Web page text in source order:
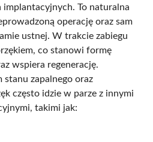
implantacyjnych. To naturalna
operację oraz sam
ustnej. W trakcie zabiegu
co stanowi formę
wspiera regenerację.
zapalnego oraz
często idzie w parze z innymi
takimi jak: